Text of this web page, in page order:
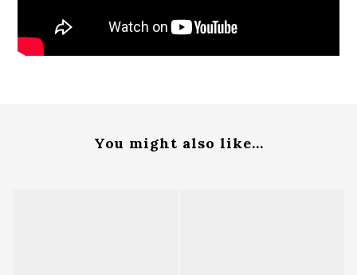
You might also like...